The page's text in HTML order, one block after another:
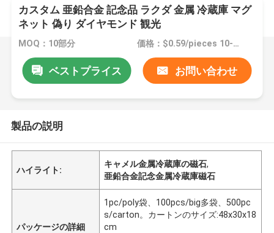
カスタム 亜鉛合金 記念品 ラクダ 金属 冷蔵庫 マグ
ネット 偽り ダイヤモンド 観光
MOQ：10部分 価格：$0.59/pieces 10-499 pieces
ベストプライス お問い合わせ
製品の説明
ハイライト:
キャメル金属冷蔵庫の磁石,
亜鉛合金記念金属冷蔵庫磁石
パッケージの詳細
1pc/poly袋、100pcs/big多袋、500pc
s/carton。カートンのサイズ:48x30x18
cm